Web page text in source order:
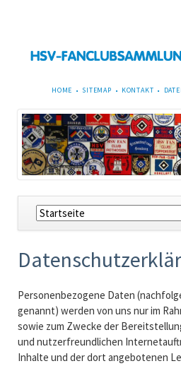
NAVIGATION
HOME SITEMAP KONTAKT
Navigation
überspringen
Personenbezogene Daten
genannt) werden von uns nur im
sowie zum Zwecke der
und nutzerfreundlichen
Inhalte und der dort angebotenen